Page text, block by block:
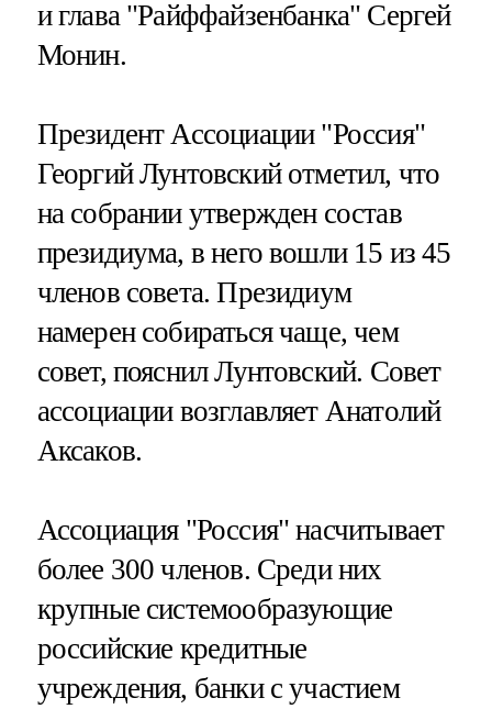
и глава "Райффайзенбанка" Сергей
Монин.
Президент Ассоциации "Россия"
Георгий Лунтовский отметил, что
на собрании утвержден состав
президиума, в него вошли 15 из 45
членов совета. Президиум
намерен собираться чаще, чем
совет, пояснил Лунтовский. Совет
ассоциации возглавляет Анатолий
Аксаков.
Ассоциация "Россия" насчитывает
более 300 членов. Среди них
крупные системообразующие
российские кредитные
учреждения, банки с участием